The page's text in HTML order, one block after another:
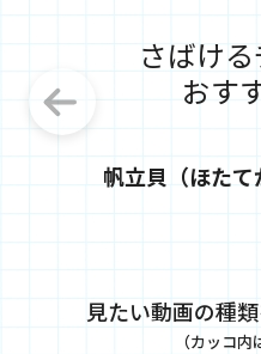
さばけ
おす
帆立貝（ほた
見たい動画の種
（カッコ内